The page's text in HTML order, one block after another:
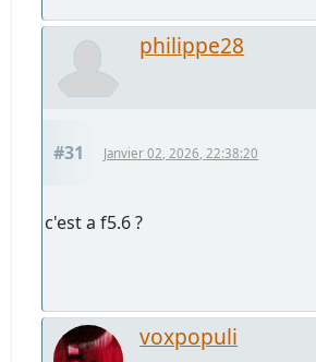
philippe28
#31 Janvier 02, 2026, 22:38:20
c'est a f5.6 ?
voxpopuli